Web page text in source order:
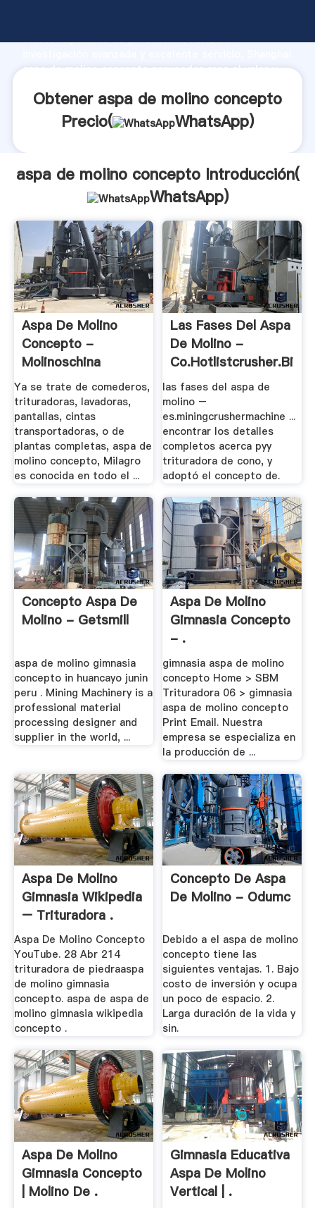
fuerte capacidad de producción, fuerza de
aspa de molino concepto proveedor crea el valor y
Obtener aspa de molino concepto
Precio(
WhatsApp)
aspa de molino concepto Introducción(
WhatsApp)
Aspa De Molino
Concepto -
Molinoschina
Ya se trate de comederos,
trituradoras, lavadoras,
pantallas, cintas
transportadoras, o de
plantas completas, aspa de
molino concepto, Milagro
es conocida en todo el ...
Las Fases Del Aspa
De Molino -
Co.hotlistcrusher.bid
las fases del aspa de
molino –
es.miningcrushermachine ...
encontrar los detalles
completos acerca pyy
trituradora de cono, y
adoptó el concepto de.
Concepto Aspa De
Molino - Getsmill
aspa de molino gimnasia
concepto in huancayo junin
peru . Mining Machinery is a
professional material
processing designer and
supplier in the world, ...
Aspa De Molino
Gimnasia Concepto
- .
gimnasia aspa de molino
concepto Home > SBM
Trituradora 06 > gimnasia
aspa de molino concepto
Print Email. Nuestra
empresa se especializa en
la producción de ...
Aspa De Molino
Gimnasia Wikipedia
– Trituradora .
Aspa De Molino Concepto
YouTube. 28 Abr 214
trituradora de piedraaspa
de molino gimnasia
concepto. aspa de aspa de
molino gimnasia wikipedia
concepto .
Concepto De Aspa
De Molino - Odumc
Debido a el aspa de molino
concepto tiene las
siguientes ventajas. 1. Bajo
costo de inversión y ocupa
un poco de espacio. 2.
Larga duración de la vida y
sin.
Aspa De Molino
Gimnasia Concepto
| Molino De .
Gimnasia Educativa
Aspa De Molino
Vertical | .